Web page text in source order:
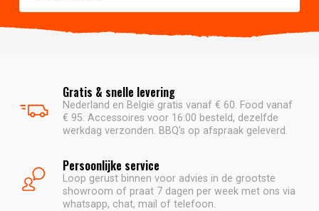
Gratis & snelle levering
Nederland en België gratis vanaf € 60. Food vanaf
€ 95. Accessoires voor 16:00 besteld, dezelfde
werkdag verzonden. BBQ's op afspraak geleverd.
Persoonlijke service
Loop gerust binnen voor advies in de grootste
showroom of praat 7 dagen per week met ons via
whatsapp, chat, mail of telefoon.